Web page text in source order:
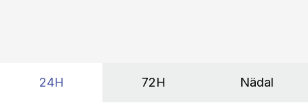
24H 72H Nädal